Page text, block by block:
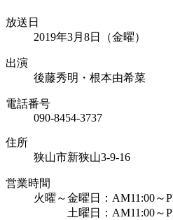
放送日
2019年3月8日（金曜）
出演
後藤秀明・根本由希菜
電話番号
090-8454-3737
住所
狭山市新狭山3-9-16
営業時間
火曜～金曜日：AM11:00～
土曜日：AM11:00～